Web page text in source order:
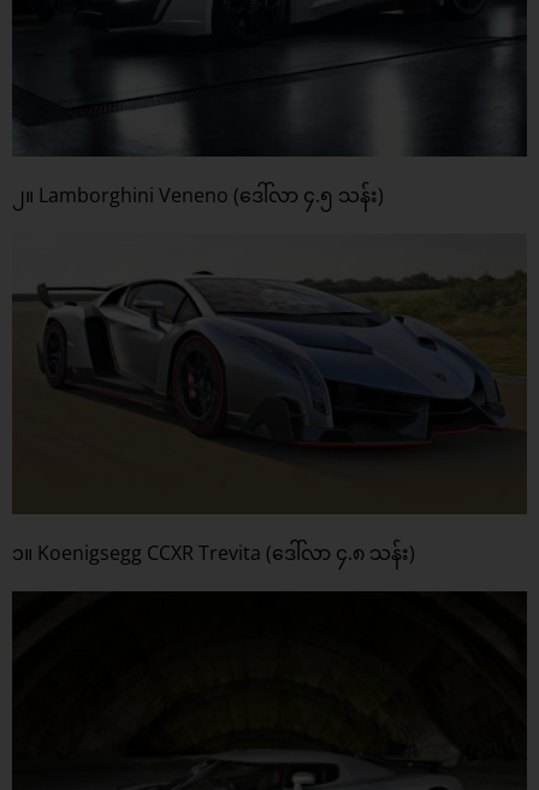
၂။ Lamborghini Veneno (ဒေါ်လာ ၄.၅ သန်း)
၁။ Koenigsegg CCXR Trevita (ဒေါ်လာ ၄.၈ သန်း)